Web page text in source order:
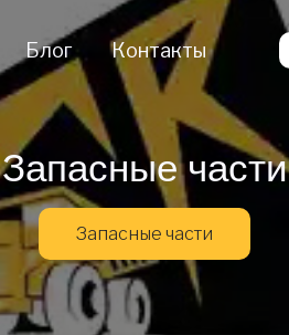
Блог Контакты
Запасные части
Запасные части